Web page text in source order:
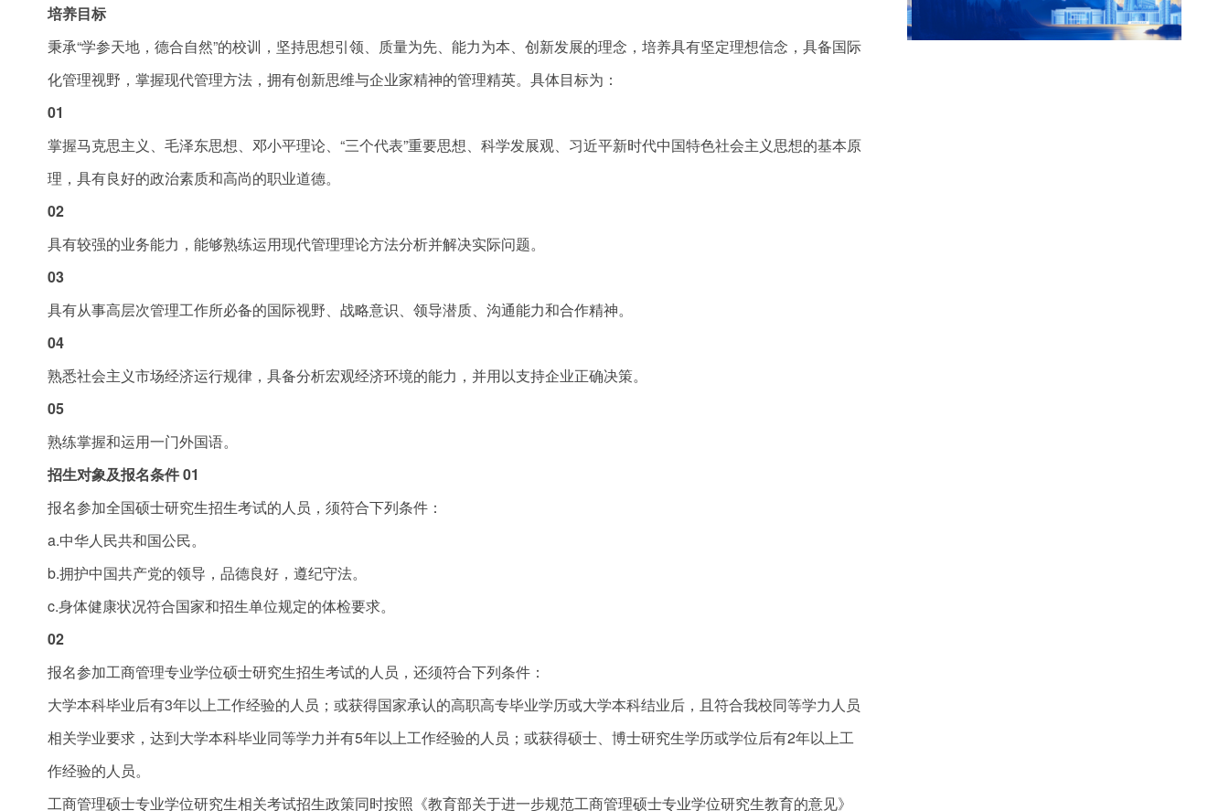
培养目标
秉承“学参天地，德合自然”的校训，坚持思想引领、质量为先、能力为本、创新发展的理念，培养具有坚定理想信念，具备国际
化管理视野，掌握现代管理方法，拥有创新思维与企业家精神的管理精英。具体目标为：
01
掌握马克思主义、毛泽东思想、邓小平理论、“三个代表”重要思想、科学发展观、习近平新时代中国特色社会主义思想的基本原
理，具有良好的政治素质和高尚的职业道德。
02
具有较强的业务能力，能够熟练运用现代管理理论方法分析并解决实际问题。
03
具有从事高层次管理工作所必备的国际视野、战略意识、领导潜质、沟通能力和合作精神。
04
熟悉社会主义市场经济运行规律，具备分析宏观经济环境的能力，并用以支持企业正确决策。
05
熟练掌握和运用一门外国语。
招生对象及报名条件01
报名参加全国硕士研究生招生考试的人员，须符合下列条件：
a.中华人民共和国公民。
b.拥护中国共产党的领导，品德良好，遵纪守法。
c.身体健康状况符合国家和招生单位规定的体检要求。
02
报名参加工商管理专业学位硕士研究生招生考试的人员，还须符合下列条件：
大学本科毕业后有3年以上工作经验的人员；或获得国家承认的高职高专毕业学历或大学本科结业后，且符合我校同等学力人员
相关学业要求，达到大学本科毕业同等学力并有5年以上工作经验的人员；或获得硕士、博士研究生学历或学位后有2年以上工
作经验的人员。
工商管理硕士专业学位研究生相关考试招生政策同时按照《教育部关于进一步规范工商管理硕士专业学位研究生教育的意见》